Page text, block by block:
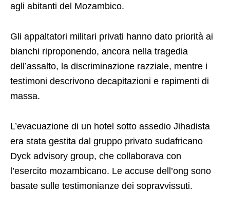
agli abitanti del Mozambico.
Gli appaltatori militari privati hanno dato priorità ai
bianchi riproponendo, ancora nella tragedia
dell’assalto, la discriminazione razziale, mentre i
testimoni descrivono decapitazioni e rapimenti di
massa.
L’evacuazione di un hotel sotto assedio Jihadista
era stata gestita dal gruppo privato sudafricano
Dyck advisory group, che collaborava con
l’esercito mozambicano. Le accuse dell’ong sono
basate sulle testimonianze dei sopravvissuti.